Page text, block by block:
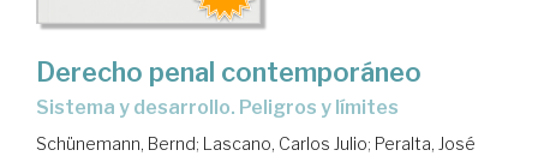
Derecho penal contemporáneo
sistema y desarrollo. Peligros y límites
Schünemann, Bernd; Lascano, Carlos Julio; Peralta, José